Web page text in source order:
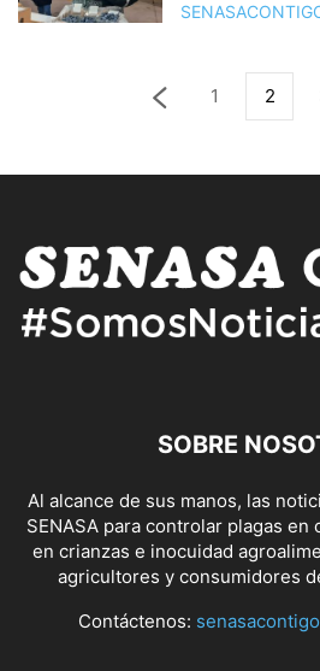
1 2
SOBRE
Al alcance de sus manos, las
SENASA para controlar plagas
en crianzas e inocuidad
agricultores y consumidores
Contáctenos: